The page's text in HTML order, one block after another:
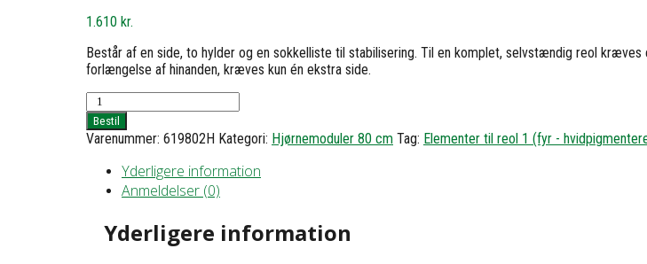
1.610 kr.
Består af en side, to hylder og en sokkelliste til stabilisering. Til en komplet, selvstændig reol
forlængelse af hinanden, kræves kun én ekstra side.
Hjørnereol
1
med
2
antal
Bestil
Varenummer: 619802H Kategori: Hjørnemoduler 80 cm Tag: Elementer til reol 1 (fyr -
Yderligere information
Anmeldelser (0)
Yderligere information